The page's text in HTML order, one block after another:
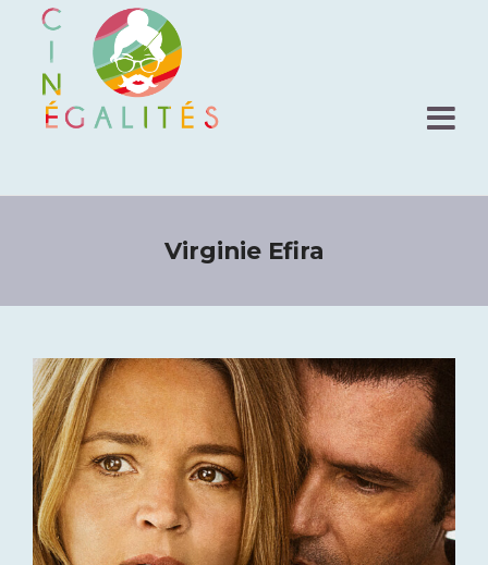
Virginie Efira